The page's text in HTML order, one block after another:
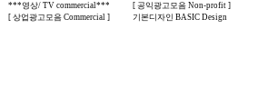
***영상/ TV commercial***
[ 공익광고모음 Non-profit ]
[ 상업광고모음 Commercial ]
기본디자인 BASIC Design